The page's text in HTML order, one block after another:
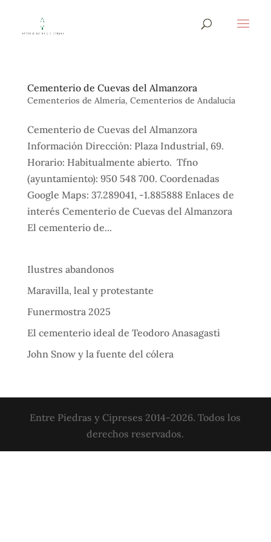
Cementerio de Cuevas del Almanzora
Cementerios de Almería, Cementerios de Andalucía
Cementerio de Cuevas del Almanzora
Información Dirección: Plaza Industrial, 69.
Horario: Habitualmente abierto. Tfno
(ayuntamiento): 950 548 700. Coordenadas
Google Maps: 37.289041, -1.885888 Enlaces de
interés Cementerio de Cuevas del Almanzora
El cementerio de...
Ilustres abandonos
Maravilla, leal y protestante
Funermostra 2025
El cementerio ideal de Teodoro Anasagasti
John Snow y la fuente del cólera
Entre Piedras y Cipreses 2014-2026. Todos los
derechos reservados.